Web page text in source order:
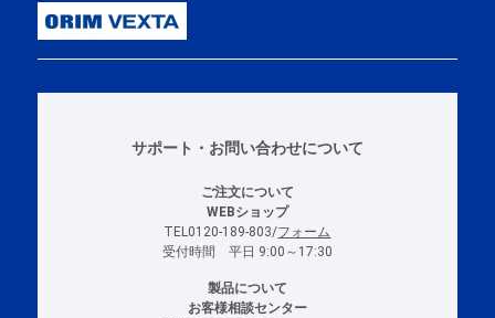
サポート・お問い合わせについて
ご注文について
WEBショップ
TEL0120-189-803/フォーム
受付時間 平日 9:00～17:30
製品について
お客様相談センター